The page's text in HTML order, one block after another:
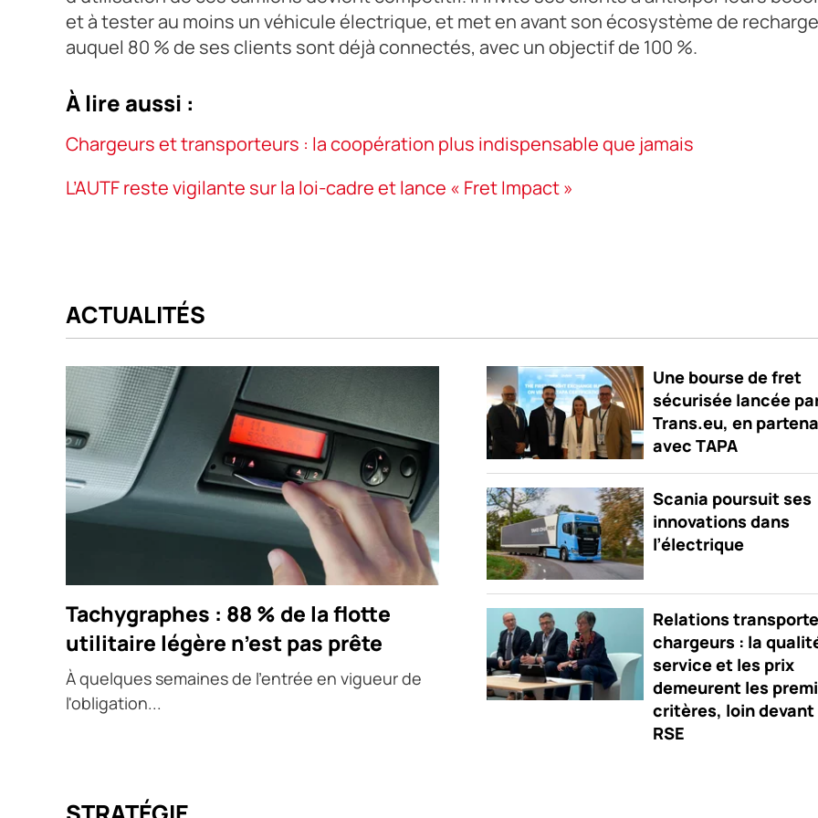
et à tester au moins un véhicule électrique, et met en avant son écosystème de
auquel 80 % de ses clients sont déjà connectés, avec un objectif de 100 %.
À lire aussi :
Chargeurs et transporteurs : la coopération plus indispensable que jamais
L’AUTF reste vigilante sur la loi-cadre et lance « Fret Impact »
ACTUALITÉS
Tachygraphes : 88 % de la flotte
utilitaire légère n’est pas prête
À quelques semaines de l'entrée en vigueur de
l'obligation...
Une bourse de fret
sécurisée lancée
Trans.eu, en
avec TAPA
Scania poursuit ses
innovations dans
l’électrique
Relations
chargeurs : la
service et les prix
demeurent les
critères, loin devant
RSE